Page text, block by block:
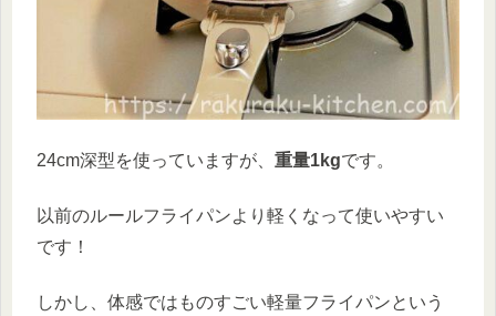
24cm深型を使っていますが、 重量1kgです。
以前のルールフライパンより軽くなって使いやすい
です！
しかし、体感ではものすごい軽量フライパンという